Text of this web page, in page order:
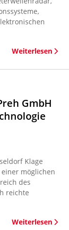
Weiterlesen
GmbH
Klage
möglichen
des
reichte
Weiterlesen